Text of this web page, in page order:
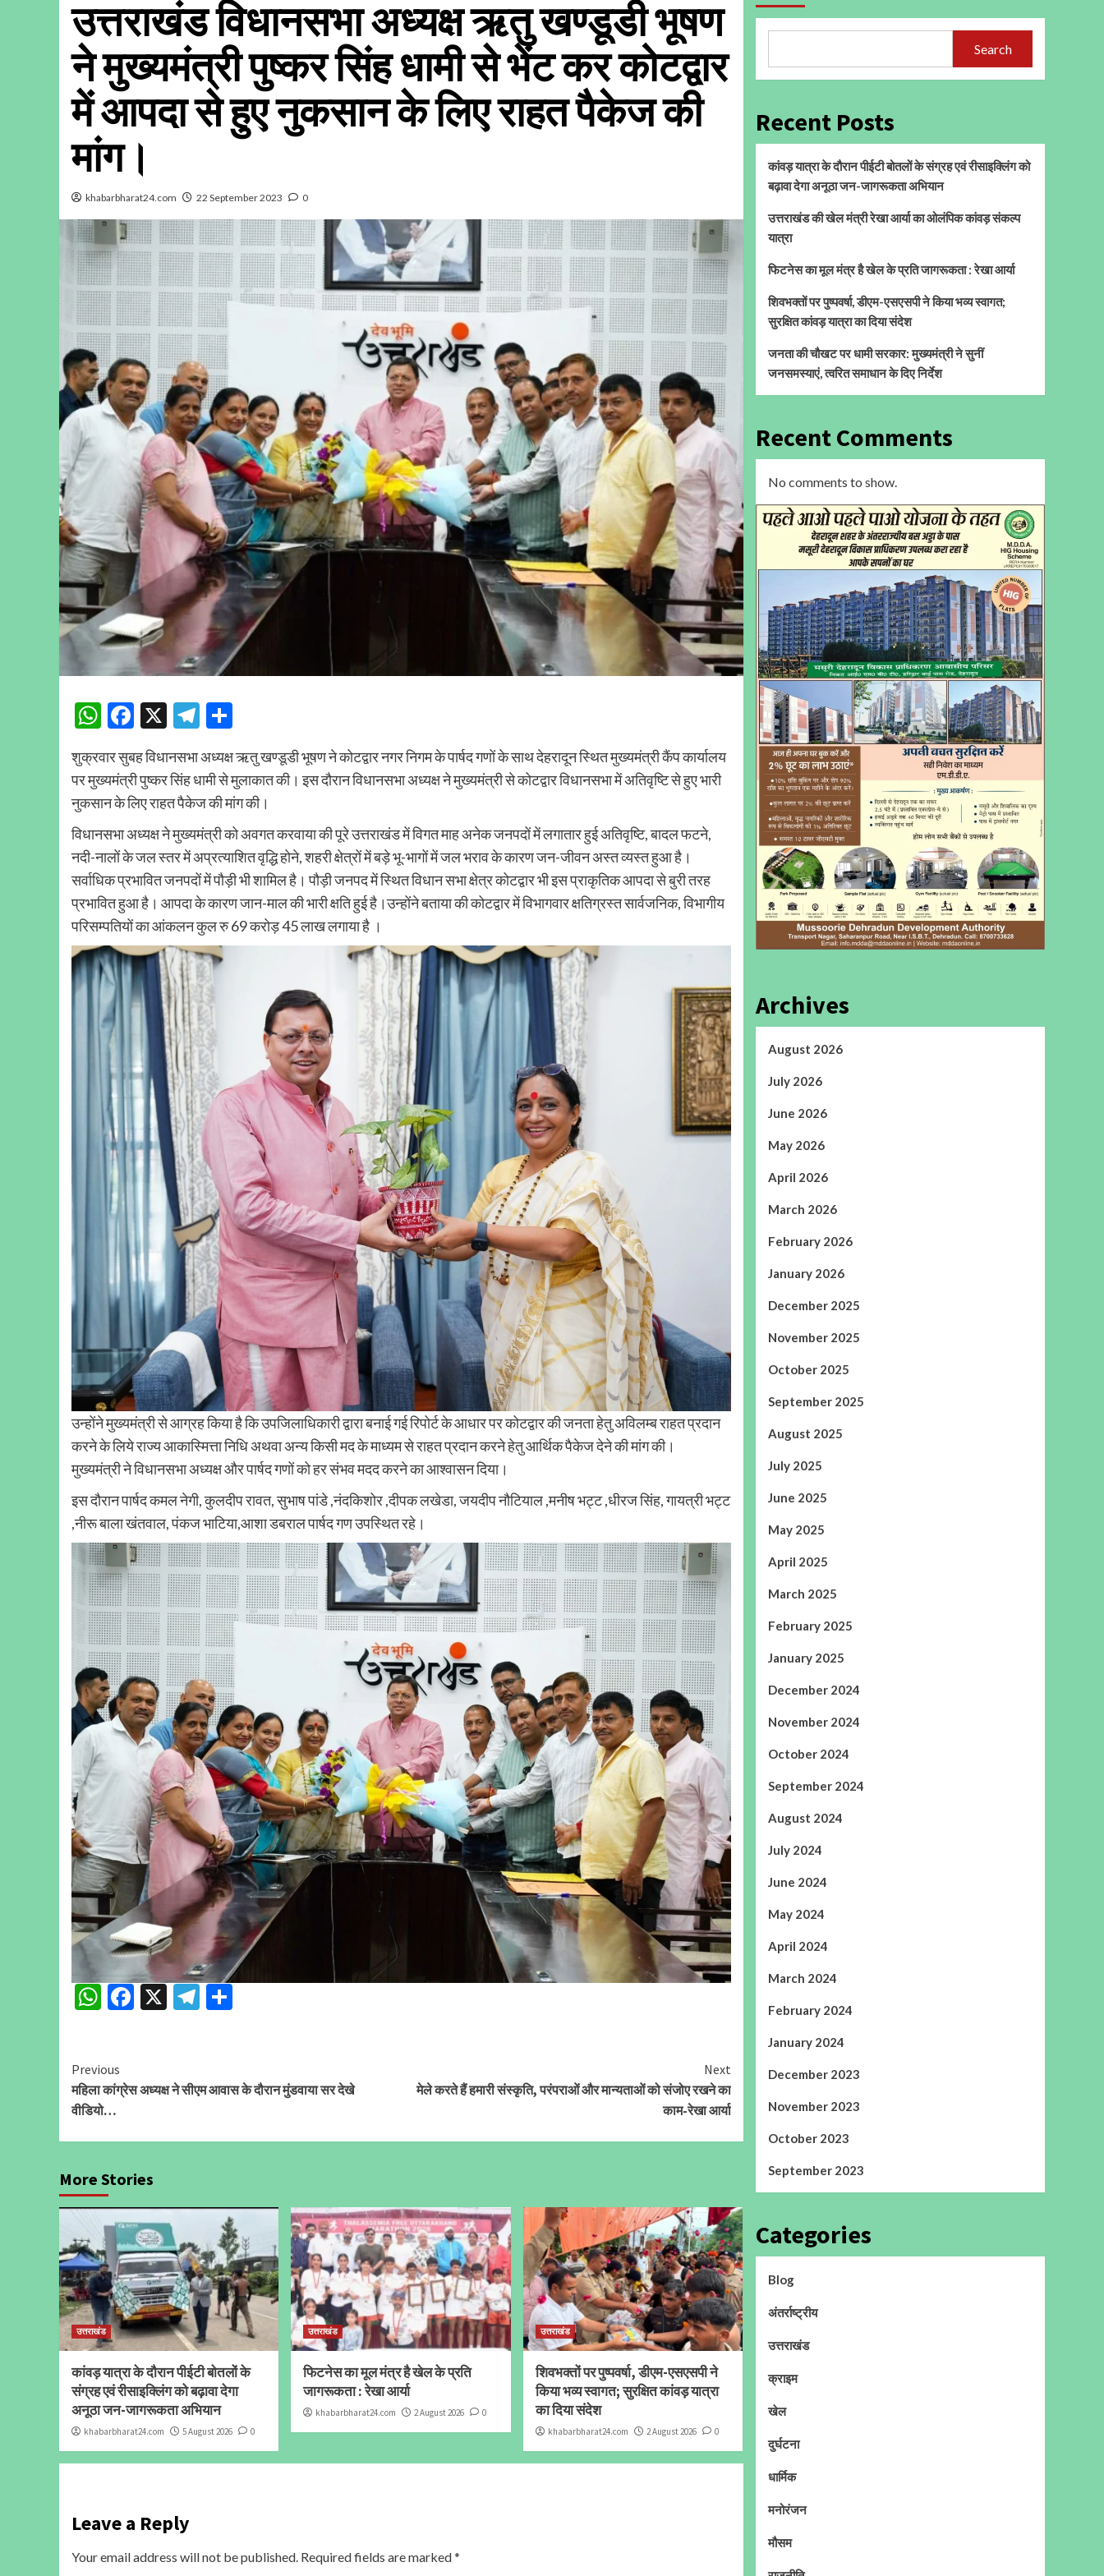
उत्तराखंड विधानसभा अध्यक्ष ऋतु खण्डूडी भूषण
ने मुख्यमंत्री पुष्कर सिंह धामी से भेंट कर कोटद्वार
में आपदा से हुए नुकसान के लिए राहत पैकेज की
मांग।
khabarbharat24.com 22 September 2023 0
WhatsApp
Facebook
X Telegram
शुक्रवार सुबह विधानसभा अध्यक्ष ऋतु खण्डूडी भूषण ने कोटद्वार नगर निगम के पार्षद गणों के साथ देहरादून स्थित मुख्यमंत्री कैंप कार्यालय
पर मुख्यमंत्री पुष्कर सिंह धामी से मुलाकात की। इस दौरान विधानसभा अध्यक्ष ने मुख्यमंत्री से कोटद्वार विधानसभा में अतिवृष्टि से हुए भारी
नुकसान के लिए राहत पैकेज की मांग की।
विधानसभा अध्यक्ष ने मुख्यमंत्री को अवगत करवाया की पूरे उत्तराखंड में विगत माह अनेक जनपदों में लगातार हुई अतिवृष्टि, बादल फटने,
नदी-नालों के जल स्तर में अप्रत्याशित वृद्धि होने, शहरी क्षेत्रों में बड़े भू-भागों में जल भराव के कारण जन-जीवन अस्त व्यस्त हुआ है।
सर्वाधिक प्रभावित जनपदों में पौड़ी भी शामिल है। पौड़ी जनपद में स्थित विधान सभा क्षेत्र कोटद्वार भी इस प्राकृतिक आपदा से बुरी तरह
प्रभावित हुआ है। आपदा के कारण जान-माल की भारी क्षति हुई है।उन्होंने बताया की कोटद्वार में विभागवार क्षतिग्रस्त सार्वजनिक, विभागीय
परिसम्पतियों का आंकलन कुल रु 69 करोड़ 45 लाख लगाया है ।
उन्होंने मुख्यमंत्री से आग्रह किया है कि उपजिलाधिकारी द्वारा बनाई गई रिपोर्ट के आधार पर कोटद्वार की जनता हेतु अविलम्ब राहत प्रदान
करने के लिये राज्य आकास्मित्ता निधि अथवा अन्य किसी मद के माध्यम से राहत प्रदान करने हेतु आर्थिक पैकेज देने की मांग की।
मुख्यमंत्री ने विधानसभा अध्यक्ष और पार्षद गणों को हर संभव मदद करने का आश्वासन दिया।
इस दौरान पार्षद कमल नेगी, कुलदीप रावत, सुभाष पांडे ,नंदकिशोर ,दीपक लखेडा, जयदीप नौटियाल ,मनीष भट्ट ,धीरज सिंह, गायत्री भट्ट
,नीरू बाला खंतवाल, पंकज भाटिया,आशा डबराल पार्षद गण उपस्थित रहे।
WhatsApp
Facebook
X Telegram
Continue
Reading
Previous
महिला कांग्रेस अध्यक्ष ने सीएम आवास के दौरान मुंडवाया सर देखे
वीडियो…
Next
मेले करते हैं हमारी संस्कृति, परंपराओं और मान्यताओं को संजोए रखने का
काम-रेखा आर्या
More Stories
उत्तराखंड
कांवड़ यात्रा के दौरान पीईटी बोतलों के
संग्रह एवं रीसाइक्लिंग को बढ़ावा देगा
अनूठा जन-जागरूकता अभियान
khabarbharat24.com 5 August 2026 0
उत्तराखंड
फिटनेस का मूल मंत्र है खेल के प्रति
जागरूकता : रेखा आर्या
khabarbharat24.com 2 August 2026 0
उत्तराखंड
शिवभक्तों पर पुष्पवर्षा, डीएम-एसएसपी ने
किया भव्य स्वागत; सुरक्षित कांवड़ यात्रा
का दिया संदेश
khabarbharat24.com 2 August 2026 0
Leave a Reply
Your email address will not be published. Required fields are marked*
Search
Recent Posts
कांवड़ यात्रा के दौरान पीईटी बोतलों के संग्रह एवं रीसाइक्लिंग को
बढ़ावा देगा अनूठा जन-जागरूकता अभियान
उत्तराखंड की खेल मंत्री रेखा आर्या का ओलंपिक कांवड़ संकल्प
यात्रा
फिटनेस का मूल मंत्र है खेल के प्रति जागरूकता : रेखा आर्या
शिवभक्तों पर पुष्पवर्षा, डीएम-एसएसपी ने किया भव्य स्वागत;
सुरक्षित कांवड़ यात्रा का दिया संदेश
जनता की चौखट पर धामी सरकार: मुख्यमंत्री ने सुनीं
जनसमस्याएं, त्वरित समाधान के दिए निर्देश
Recent Comments
No comments to show.
Archives
August 2026
July 2026
June 2026
May 2026
April 2026
March 2026
February 2026
January 2026
December 2025
November 2025
October 2025
September 2025
August 2025
July 2025
June 2025
May 2025
April 2025
March 2025
February 2025
January 2025
December 2024
November 2024
October 2024
September 2024
August 2024
July 2024
June 2024
May 2024
April 2024
March 2024
February 2024
January 2024
December 2023
November 2023
October 2023
September 2023
Categories
Blog
अंतर्राष्ट्रीय
उत्तराखंड
क्राइम
खेल
दुर्घटना
धार्मिक
मनोरंजन
मौसम